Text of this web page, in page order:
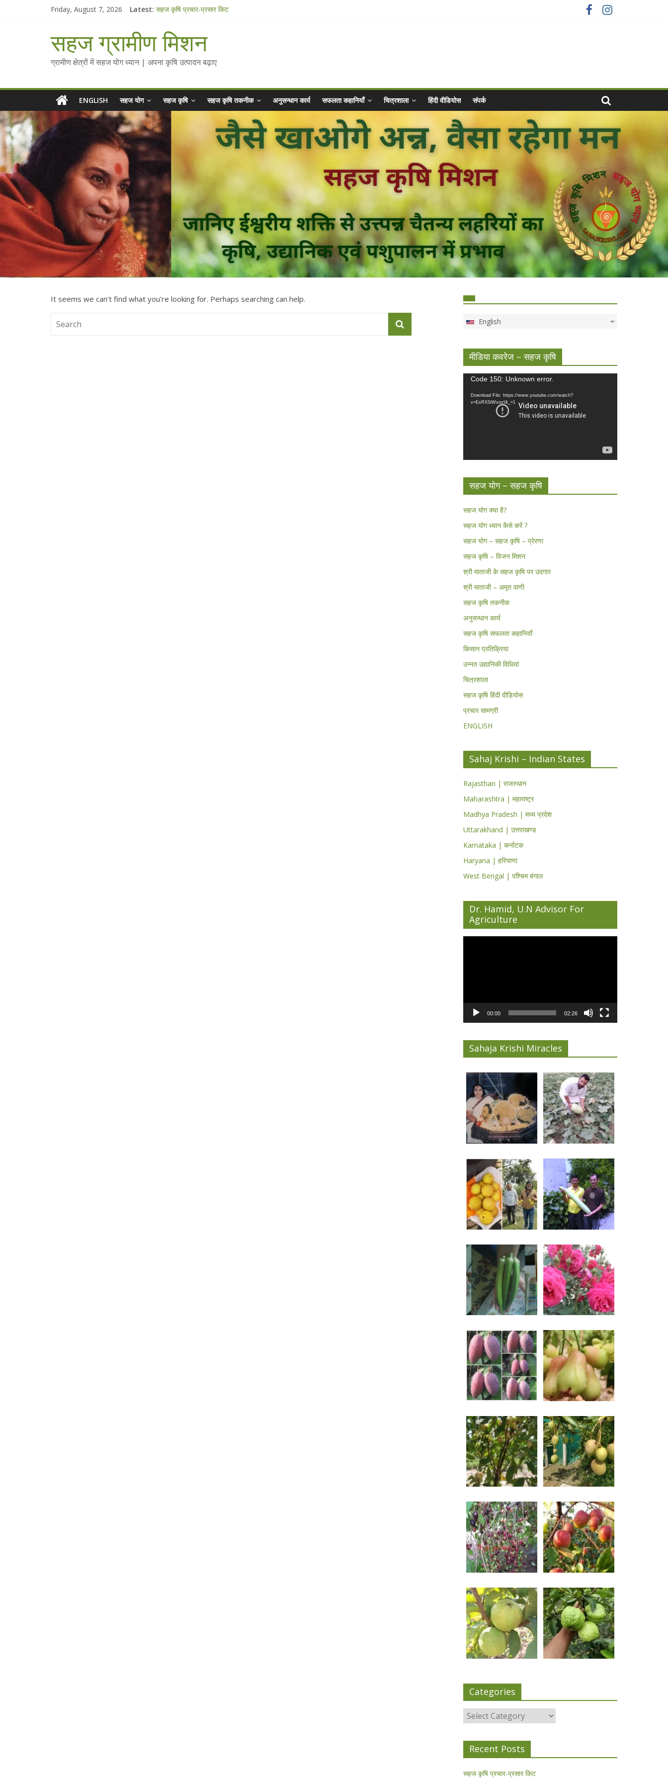
Friday, August 7, 2026 Latest: सहज कृषि प्रचार-प्रसार किट
Standee Designs @ 2025 for Sahaj Krishi Promotions
Chalo Gaon Ki Or Abhiyaan - 2025-26
Collected Talks on Vibrated Water
सहज ग्रामीण मिशन
ग्रामीण क्षेत्रों में सहज योग ध्यान | अपना कृषि उत्पादन बढ़ाए
ENGLISH सहज योग सहज कृषि सहज कृषि तकनीक अनुसन्धान कार्य सफलता कहानियाँ चित्रशाला हिंदी वीडियोस संपर्क
It seems we can’t find what you’re looking for. Perhaps searching can help.
English
मीडिया कवरेज – सहज कृषि
Video
Code 150: Unknown error.
Download File: https://www.youtube.com/watch?
v=EsRXSiWvozI&_=1
सहज योग – सहज कृषि
सहज योग क्या है?
सहज योग ध्यान कैसे करें ?
सहज योग – सहज कृषि – प्रेरणा
सहज कृषि – विजन मिशन
श्री माताजी के सहज कृषि पर उदगार
श्री माताजी – अमृत वाणी
सहज कृषि तकनीक
अनुसन्धान कार्य
सहज कृषि सफलता कहानियाँ
किसान प्रतिक्रिया
उन्नत उद्यानिकी विधियां
चित्रशाला
सहज कृषि हिंदी वीडियोस
प्रचार सामग्री
ENGLISH
Sahaj Krishi – Indian States
Rajasthan | राजस्थान
Maharashtra | महाराष्ट्र
Madhya Pradesh | मध्य प्रदेश
Uttarakhand | उत्तराखण्ड
Karnataka | कर्नाटक
Haryana | हरियाणा
West Bengal | पश्चिम बंगाल
Dr. Hamid, U.N Advisor For
Agriculture
00:00 02:26
Sahaja Krishi Miracles
Categories
Categories
Recent Posts
सहज कृषि प्रचार-प्रसार किट